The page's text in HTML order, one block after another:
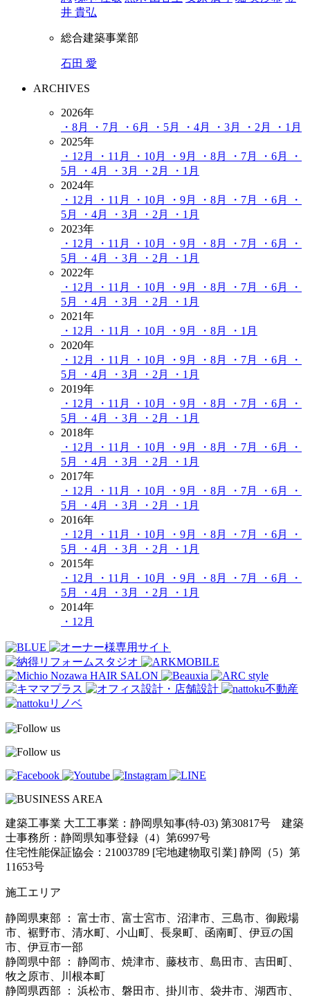
井 貴弘
総合建築事業部
石田 愛
ARCHIVES
2026年
・8月
・7月 ・6月 ・5月 ・4月 ・3月 ・2月
・1月
2025年
・12月
・11月 ・10月 ・9月 ・8月 ・7月 ・6月
・
5月
・4月 ・3月 ・2月
・1月
2024年
・12月
・11月 ・10月 ・9月 ・8月 ・7月 ・6月
・
5月
・4月 ・3月 ・2月
・1月
2023年
・12月
・11月 ・10月 ・9月 ・8月 ・7月 ・6月
・
5月
・4月 ・3月 ・2月
・1月
2022年
・12月
・11月 ・10月 ・9月 ・8月 ・7月 ・6月
・
5月
・4月 ・3月 ・2月
・1月
2021年
・12月
・11月 ・10月 ・9月 ・8月
・1月
2020年
・12月
・11月 ・10月 ・9月 ・8月 ・7月 ・6月
・
5月
・4月 ・3月 ・2月
・1月
2019年
・12月
・11月 ・10月 ・9月 ・8月 ・7月 ・6月
・
5月
・4月 ・3月 ・2月
・1月
2018年
・12月
・11月 ・10月 ・9月 ・8月 ・7月 ・6月
・
5月
・4月 ・3月 ・2月
・1月
2017年
・12月
・11月 ・10月 ・9月 ・8月 ・7月 ・6月
・
5月
・4月 ・3月 ・2月
・1月
2016年
・12月
・11月 ・10月 ・9月 ・8月 ・7月 ・6月
・
5月
・4月 ・3月 ・2月
・1月
2015年
・12月
・11月 ・10月 ・9月 ・8月 ・7月 ・6月
・
5月
・4月 ・3月 ・2月
・1月
2014年
・12月
建築工事業 大工工事業：静岡県知事(特-03) 第30817号 建築
士事務所：静岡県知事登録（4）第6997号
住宅性能保証協会：21003789 [宅地建物取引業] 静岡（5）第
11653号
施工エリア
静岡県東部 ： 富士市、富士宮市、沼津市、三島市、御殿場
市、裾野市、清水町、小山町、長泉町、函南町、伊豆の国
市、伊豆市一部
静岡県中部 ： 静岡市、焼津市、藤枝市、島田市、吉田町、
牧之原市、川根本町
静岡県西部 ： 浜松市、磐田市、掛川市、袋井市、湖西市、